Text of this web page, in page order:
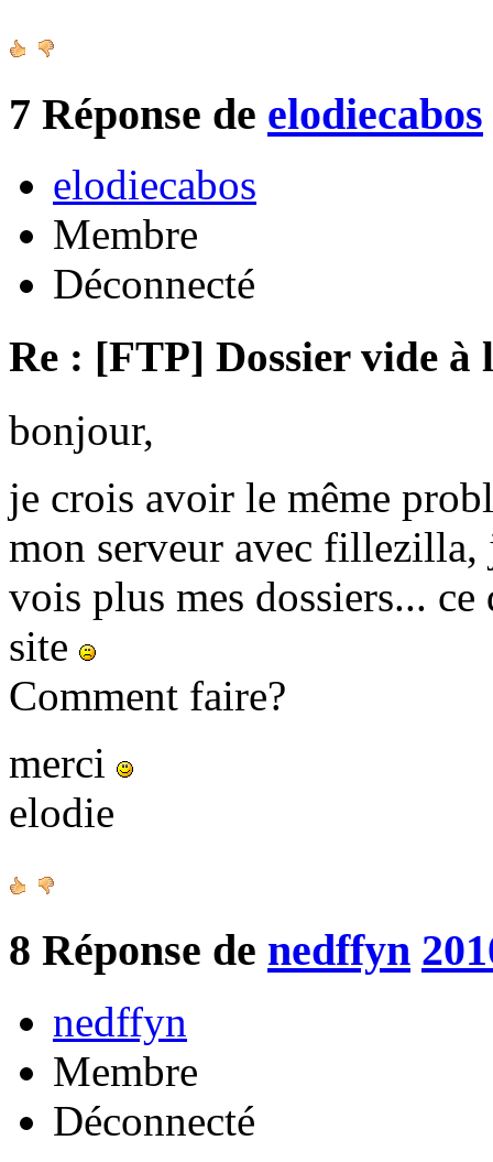
7 Réponse de elodiecabos
elodiecabos
Membre
Déconnecté
Re : [FTP] Dossier vide à
bonjour,
je crois avoir le même
mon serveur avec fillezilla,
vois plus mes dossiers...
site
Comment faire?
merci
elodie
8 Réponse de nedffyn
nedffyn
Membre
Déconnecté